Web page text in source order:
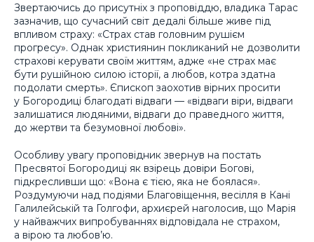
Звертаючись до присутніх з проповіддю, владика Тарас
зазначив, що сучасний світ дедалі більше живе під
впливом страху: «Страх став головним рушієм
прогресу». Однак християнин покликаний не дозволити
страхові керувати своїм життям, адже «не страх має
бути рушійною силою історії, а любов, котра здатна
подолати смерть». Єпископ заохотив вірних просити
у Богородиці благодаті відваги — «відваги віри, відваги
залишатися людяними, відваги до праведного життя,
до жертви та безумовної любові».
Особливу увагу проповідник звернув на постать
Пресвятої Богородиці як взірець довіри Богові,
підкресливши що: «Вона є тією, яка не боялася».
Роздумуючи над подіями Благовіщення, весілля в Кані
Галилейській та Голгофи, архиєрей наголосив, що Марія
у найважчих випробуваннях відповідала не страхом,
а вірою та любов’ю.